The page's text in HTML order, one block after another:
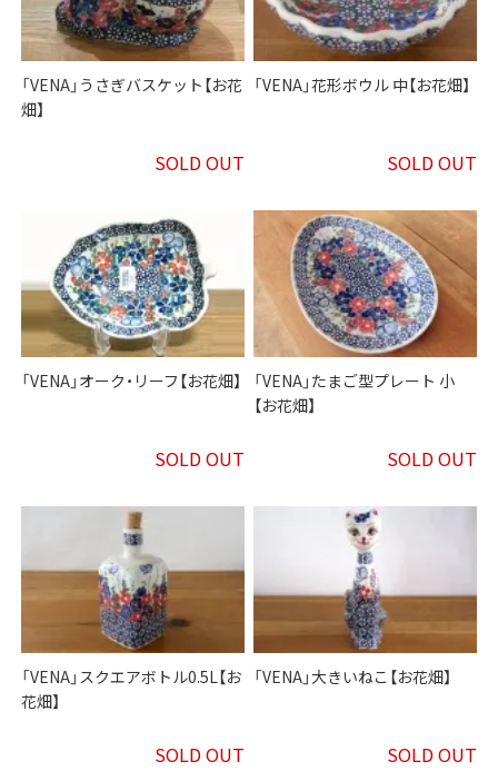
「VENA」うさぎバスケット【お花
畑】
SOLD OUT
「VENA」花形ボウル 中【お花畑】
SOLD OUT
「VENA」オーク・リーフ【お花畑】
SOLD OUT
「VENA」たまご型プレート 小
【お花畑】
SOLD OUT
「VENA」スクエアボトル0.5L【お
花畑】
SOLD OUT
「VENA」大きいねこ【お花畑】
SOLD OUT